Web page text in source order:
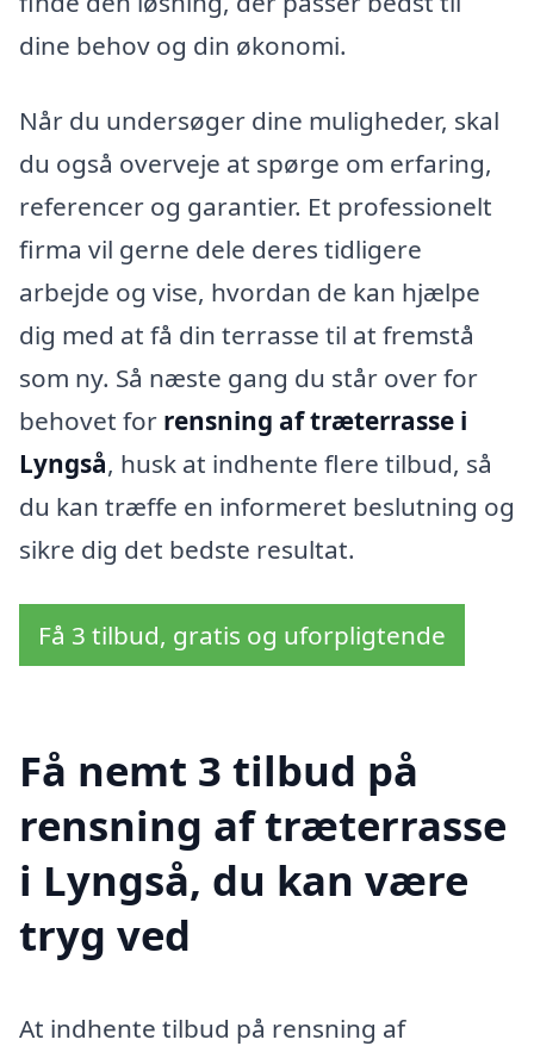
dine behov og din økonomi.
Når du undersøger dine muligheder, skal
du også overveje at spørge om erfaring,
referencer og garantier. Et professionelt
firma vil gerne dele deres tidligere
arbejde og vise, hvordan de kan hjælpe
dig med at få din terrasse til at fremstå
som ny. Så næste gang du står over for
behovet for rensning af træterrasse i
Lyngså, husk at indhente flere tilbud, så
du kan træffe en informeret beslutning og
sikre dig det bedste resultat.
Få 3 tilbud, gratis og uforpligtende
Få nemt 3 tilbud på
rensning af træterrasse
i Lyngså, du kan være
tryg ved
At indhente tilbud på rensning af